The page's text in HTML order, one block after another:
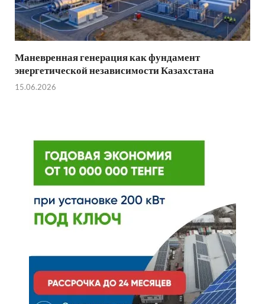
Маневренная генерация как фундамент
энергетической независимости Казахстана
15.06.2026